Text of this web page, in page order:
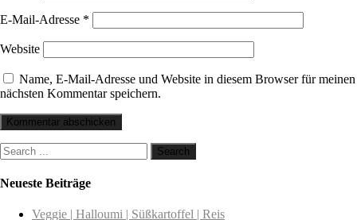
E-Mail-Adresse *
Website
Name, E-Mail-Adresse und Website in diesem Browser für meinen
nächsten Kommentar speichern.
Neueste Beiträge
Veggie | Halloumi | Süßkartoffel | Reis